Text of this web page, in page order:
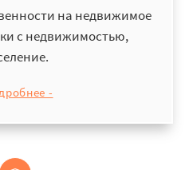
на недвижимое
с недвижимостью,
-